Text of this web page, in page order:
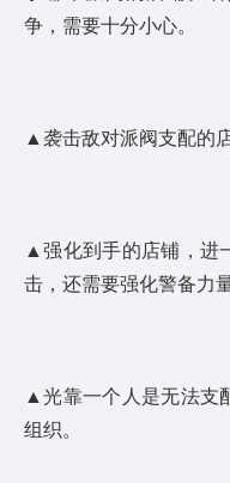
争，需要十分小心。
▲袭击敌对派阀支配的
▲强化到手的店铺，进
击，还需要强化警备力量
▲光靠一个人是无法支
组织。